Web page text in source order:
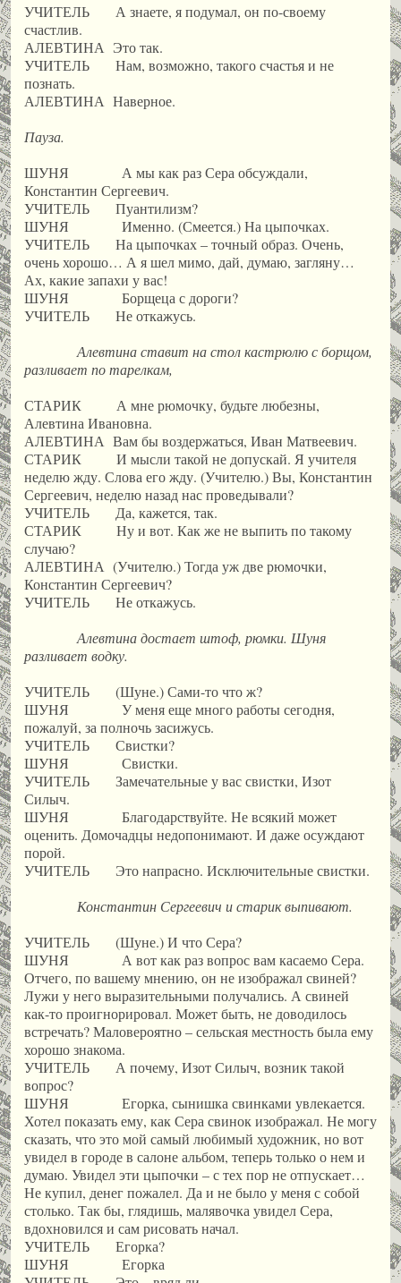
УЧИТЕЛЬ А знаете, я подумал, он по-своему
счастлив.
АЛЕВТИНА Это так.
УЧИТЕЛЬ Нам, возможно, такого счастья и не
познать.
АЛЕВТИНА Наверное.
Пауза.
ШУНЯ А мы как раз Сера обсуждали,
Константин Сергеевич.
УЧИТЕЛЬ Пуантилизм?
ШУНЯ Именно. (Смеется.) На цыпочках.
УЧИТЕЛЬ На цыпочках – точный образ. Очень,
очень хорошо… А я шел мимо, дай, думаю, загляну…
Ах, какие запахи у вас!
ШУНЯ Борщеца с дороги?
УЧИТЕЛЬ Не откажусь.
Алевтина ставит на стол кастрюлю с борщом,
разливает по тарелкам,
СТАРИК А мне рюмочку, будьте любезны,
Алевтина Ивановна.
АЛЕВТИНА Вам бы воздержаться, Иван Матвеевич.
СТАРИК И мысли такой не допускай. Я учителя
неделю жду. Слова его жду. (Учителю.) Вы, Константин
Сергеевич, неделю назад нас проведывали?
УЧИТЕЛЬ Да, кажется, так.
СТАРИК Ну и вот. Как же не выпить по такому
случаю?
АЛЕВТИНА (Учителю.) Тогда уж две рюмочки,
Константин Сергеевич?
УЧИТЕЛЬ Не откажусь.
Алевтина достает штоф, рюмки. Шуня
разливает водку.
УЧИТЕЛЬ (Шуне.) Сами-то что ж?
ШУНЯ У меня еще много работы сегодня,
пожалуй, за полночь засижусь.
УЧИТЕЛЬ Свистки?
ШУНЯ Свистки.
УЧИТЕЛЬ Замечательные у вас свистки, Изот
Силыч.
ШУНЯ Благодарствуйте. Не всякий может
оценить. Домочадцы недопонимают. И даже осуждают
порой.
УЧИТЕЛЬ Это напрасно. Исключительные свистки.
Константин Сергеевич и старик выпивают.
УЧИТЕЛЬ (Шуне.) И что Сера?
ШУНЯ А вот как раз вопрос вам касаемо Сера.
Отчего, по вашему мнению, он не изображал свиней?
Лужи у него выразительными получались. А свиней
как-то проигнорировал. Может быть, не доводилось
встречать? Маловероятно – сельская местность была ему
хорошо знакома.
УЧИТЕЛЬ А почему, Изот Силыч, возник такой
вопрос?
ШУНЯ Егорка, сынишка свинками увлекается.
Хотел показать ему, как Сера свинок изображал. Не могу
сказать, что это мой самый любимый художник, но вот
увидел в городе в салоне альбом, теперь только о нем и
думаю. Увидел эти цыпочки – с тех пор не отпускает…
Не купил, денег пожалел. Да и не было у меня с собой
столько. Так бы, глядишь, малявочка увидел Сера,
вдохновился и сам рисовать начал.
УЧИТЕЛЬ Егорка?
ШУНЯ Егорка